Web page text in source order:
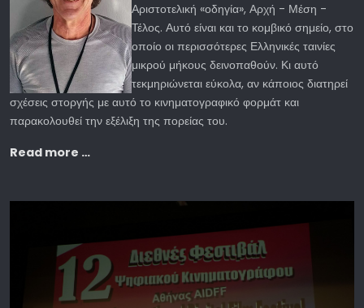
Αριστοτελική «οδηγία», Αρχή - Μέση -
Τέλος. Αυτό είναι και το κομβικό σημείο, στο
οποίο οι περισσότερες Ελληνικές ταινίες
μικρού μήκους δεινοπαθούν. Κι αυτό
τεκμηριώνεται εύκολα, αν κάποιος διατηρεί
σχέσεις στοργής με αυτό το κινηματογραφικό φορμάτ και
παρακολουθεί την εξέλιξη της πορείας του.
Read more …